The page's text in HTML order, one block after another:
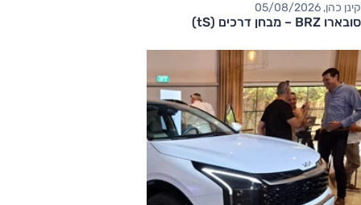
קינן כהן, 05/08/2026
סובארו BRZ – מבחן דרכים (tS)